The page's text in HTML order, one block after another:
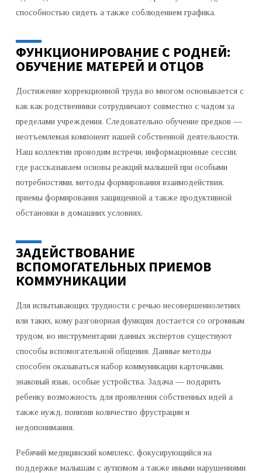
способностью сидеть а также соблюдением графика.
ФУНКЦИОНИРОВАНИЕ С РОДНЕЙ:
ОБУЧЕНИЕ МАТЕРЕЙ И ОТЦОВ
Достижение коррекционной труда во многом основывается с
как как родственники сотрудничают совместно с чадом за
пределами учреждения. Следовательно обучение предков —
неотъемлемая компонент нашей собственной деятельности.
Наш коллектив проводим встречи, информационные сессии,
где рассказываем основы реакций малышей при особыми
потребностями, методы формирования взаимодействия,
приемы формирования защищенной а также продуктивной
обстановки в домашних условиях.
ЗАДЕЙСТВОВАНИЕ
ВСПОМОГАТЕЛЬНЫХ ПРИЕМОВ
КОММУНИКАЦИИ
Для испытывающих трудности с речью несовершеннолетних
или таких, кому разговорная функция достается со огромным
трудом, во инструментарии данных экспертов существуют
способы вспомогательной общения. Данные методы
способен оказываться набор коммуникации карточками,
знаковый язык, особые устройства. Задача — подарить
ребенку возможность для проявления собственных идей а
также нужд, понизив количество фрустрации и
недопонимания.
Ребячий медицинский комплекс, фокусирующийся на
поддержке малышам с аутизмом а также иными нарушениями